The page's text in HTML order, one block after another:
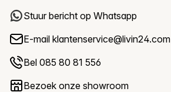
Stuur bericht op Whatsapp
E-mail klantenservice@livin24.com
Bel 085 80 81 556
Bezoek onze showroom